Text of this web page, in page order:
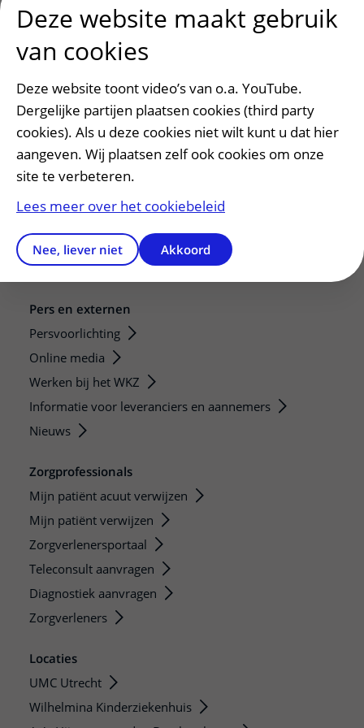
Patiëntenservice
Regels en rechten
Clientenraad
Steun het WKZ
Pers en externen
Persvoorlichting
Online media
Werken bij het WKZ
Informatie voor leveranciers en aannemers
Nieuws
Zorgprofessionals
Mijn patiënt acuut verwijzen
Mijn patiënt verwijzen
Zorgverlenersportaal
Teleconsult aanvragen
Diagnostiek aanvragen
Zorgverleners
Locaties
UMC Utrecht
Wilhelmina Kinderziekenhuis
Deze website maakt gebruik
van cookies
Deze website toont video’s van o.a. YouTube.
Dergelijke partijen plaatsen cookies (third party
cookies). Als u deze cookies niet wilt kunt u dat hier
aangeven. Wij plaatsen zelf ook cookies om onze
site te verbeteren.
Lees meer over het cookiebeleid
Nee, liever niet Akkoord